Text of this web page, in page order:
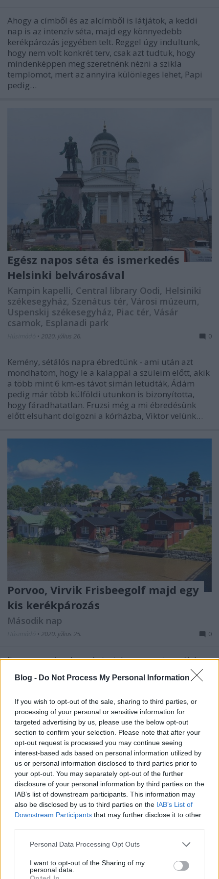
Blog - Do Not Process My Personal Information
If you wish to opt-out of the sale, sharing to third parties, or
processing of your personal or sensitive information for
targeted advertising by us, please use the below opt-out
section to confirm your selection. Please note that after your
opt-out request is processed you may continue seeing
interest-based ads based on personal information utilized by
us or personal information disclosed to third parties prior to
your opt-out. You may separately opt-out of the further
disclosure of your personal information by third parties on the
IAB’s list of downstream participants. This information may
also be disclosed by us to third parties on the IAB’s List of
Downstream Participants that may further disclose it to other
Please note that this website/app uses one or more Google
not limited to your visit or usage behaviour. You may click to
grant or deny consent to Google and its third-party tags to
Personal Data Processing Opt Outs
I want to opt-out of the Sharing of my
personal data.
Ahogy a címből és az alcímből is látjátok, a keddi
nap is az intenzív séta, majd egy könnyedebb
kerékpározás jegyében telt. Reggel úgy indultunk,
hogy nem volt konkrét terv, csak azt tudtuk, hogy
mindenképpen meg szeretnénk nézni a szikla
templomot, mert az annyira különleges lehet, Papi
pedig…
Egész napos séta és ismerkedés
Helsinki belvárosával
Kampin kapelli, Central library Oodi, Helsiniki
székesegyház, Szenátus tér, Városi múzeum,
Uspenskij székesegyház, Piac tér, Vásár
csarnok, Esplanadi park
• 2020. július 26. 0
Kemény, sétálós napra ébredtünk - ami után azt
mondhatom, hogy le a kalappal a szüleim előtt, akik
a több mint 6 km-es távot simán letudták, Ádám
pedig már több külföldi utunkon is bizonyította,
hogy fáradhatatlan. Fruzsi még a mi ébredésünk
előtt elsuhant dolgozni a kórházba, Viktor velünk…
Porvoo, Virvik Frisbeegolf majd egy
kis kerékpározás
Második nap
• 2020. július 25. 0
Egy nagyon izgalmas és tartalmas napot mesélek
most el Nektek - de gondolom a címadást is meg kell
magyaráznom... Nos Porvoo Finnország második
jellemezni, mint Budapestnek Szentendre, vagyis egy
kis gyöngyszem a főváros szomszédságában, ami
autóval…